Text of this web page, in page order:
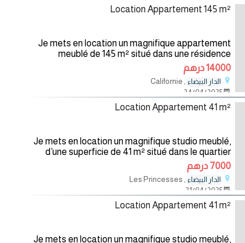
Location Appartement 145 m²
Je mets en location un magnifique appartement
meublé de 145 m² situé dans une résidence
sécurisée avec piscine à Californie, Casablanca.
Situé au 2ème étage, cet
14000 درهم
الدار البيضاء , Californie
24/04/2025
Location Appartement 41 m²
Je mets en location un magnifique studio meublé,
d’une superficie de 41 m² situé dans le quartier
des princesses. Le studio se compose d’un salon
avec un balcon, d’une
7000 درهم
الدار البيضاء , Les Princesses
21/04/2025
Location Appartement 41 m²
Je mets en location un magnifique studio meublé,